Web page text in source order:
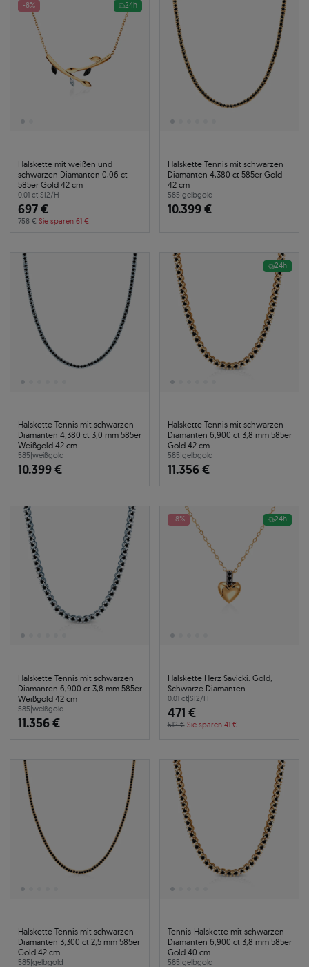
-8% 24h
Halskette mit weißen und
schwarzen Diamanten 0,06 ct
585er Gold 42 cm
0.01 ct|SI2/H
697 €
758 € Sie sparen 61 €
Halskette Tennis mit schwarzen
Diamanten 4,380 ct 585er Gold
42 cm
585|gelbgold
10.399 €
Halskette Tennis mit schwarzen
Diamanten 4,380 ct 3,0 mm 585er
Weißgold 42 cm
585|weißgold
10.399 €
24h
Halskette Tennis mit schwarzen
Diamanten 6,900 ct 3,8 mm 585er
Gold 42 cm
585|gelbgold
11.356 €
Halskette Tennis mit schwarzen
Diamanten 6,900 ct 3,8 mm 585er
Weißgold 42 cm
585|weißgold
11.356 €
-8% 24h
Halskette Herz Savicki: Gold,
Schwarze Diamanten
0.01 ct|SI2/H
471 €
512 € Sie sparen 41 €
Halskette Tennis mit schwarzen
Diamanten 3,300 ct 2,5 mm 585er
Gold 42 cm
585|gelbgold
Tennis-Halskette mit schwarzen
Diamanten 6,900 ct 3,8 mm 585er
Gold 40 cm
585|gelbgold